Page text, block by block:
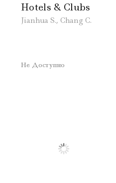
Hotels & Clubs
Jianhua S., Chang C.
Не Доступно